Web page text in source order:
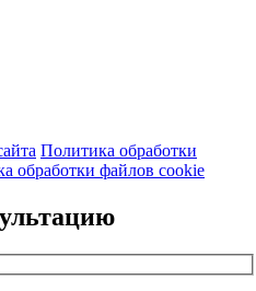
Политика обработки
обработки файлов cookie